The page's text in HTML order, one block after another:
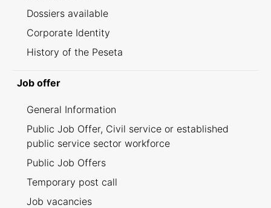
Dossiers available
Corporate Identity
History of the Peseta
Job offer
General Information
Public Job Offer, Civil service or established
public service sector workforce
Public Job Offers
Temporary post call
Job vacancies